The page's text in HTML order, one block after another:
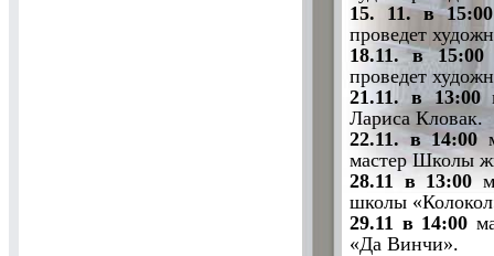
15. 11. в 15:00
проведет
18.11. в
проведет
21.11. в 13:00
Лариса Кловак.
22.11. в 14:00
мастер Школы
28.11 в 13:00
школы
29.11 в 14:00
«Да Винчи».